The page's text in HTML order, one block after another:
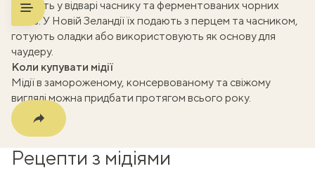
готують у відварі часнику та ферментованих чорних
бобів. У Новій Зеландії їх подають з перцем та часником,
готують оладки або використовують як основу для
чаудеру.
Коли купувати мідії
Мідії в замороженому, консервованому та свіжому
вигляді можна придбати протягом всього року.
Рецепти з мідіями